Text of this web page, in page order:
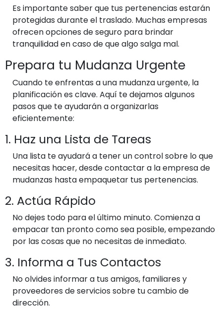
Es importante saber que tus pertenencias estarán
protegidas durante el traslado. Muchas empresas
ofrecen opciones de seguro para brindar
tranquilidad en caso de que algo salga mal.
Prepara tu Mudanza Urgente
Cuando te enfrentas a una mudanza urgente, la
planificación es clave. Aquí te dejamos algunos
pasos que te ayudarán a organizarlas
eficientemente:
1. Haz una Lista de Tareas
Una lista te ayudará a tener un control sobre lo que
necesitas hacer, desde contactar a la empresa de
mudanzas hasta empaquetar tus pertenencias.
2. Actúa Rápido
No dejes todo para el último minuto. Comienza a
empacar tan pronto como sea posible, empezando
por las cosas que no necesitas de inmediato.
3. Informa a Tus Contactos
No olvides informar a tus amigos, familiares y
proveedores de servicios sobre tu cambio de
dirección.